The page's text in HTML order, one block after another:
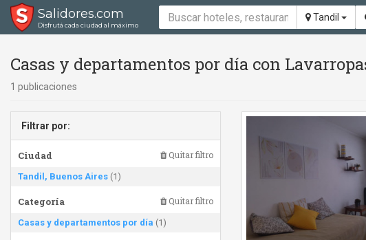
Salidores.com
Disfrutá cada ciudad al máximo
Tandil
Casas y departamentos por día con
1 publicaciones
Filtrar por:
Ciudad Quitar filtro
Tandil, Buenos Aires (1)
Categoría Quitar filtro
Casas y departamentos por día (1)